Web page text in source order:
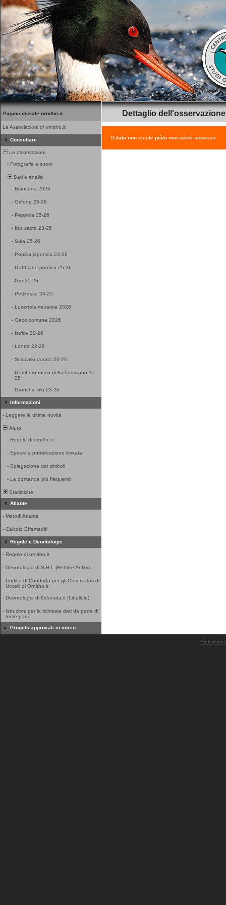
Pagina iniziale ornitho.it
Le Associazioni di ornitho.it
Consultare
Le osservazioni
- Fotografie e suoni
Dati e analisi
- Biancone 2026
- Grifone 25-26
- Peppola 25-26
- Ibis sacro 23-25
- Sula 25-26
- Popillia japonica 23-26
- Gabbiano pontico 25-26
- Gru 25-26
- Pettirosso 24-25
- Lucertola muraiola 2026
- Geco comune 2026
- Istrice 20-26
- Lontra 22-26
- Sciacallo dorato 20-26
- Gambero rosso della Louisiana 17-
25
- Granchio blu 23-26
Informazioni
- Leggere le ultime novità
Aiuto
- Regole di ornitho.it
- Specie a pubblicazione limitata
- Spiegazione dei simboli
- Le domande più frequenti
Statistiche
Atlante
- Metodi Atlante
- Calcolo Effemeridi
Regole e Deontologie
- Regole di ornitho.it
- Deontologia di S.H.I. (Rettili e Anfibi)
- Codice di Condotta per gli Osservatori di
Uccelli di Ornitho.it
- Deontologia di Odonata.it (Libellule)
- Istruzioni per la richiesta dati da parte di
terze parti
Progetti approvati in corso
Dettaglio dell'osservazione
Il dato non esiste più/o non avete accesso.
Biolovision